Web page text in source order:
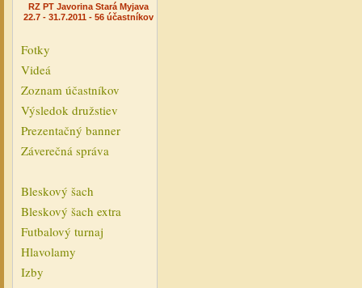
RZ PT Javorina Stará Myjava
22.7 - 31.7.2011 - 56 účastníkov
Fotky
Videá
Zoznam účastníkov
Výsledok družstiev
Prezentačný banner
Záverečná správa
Bleskový šach
Bleskový šach extra
Futbalový turnaj
Hlavolamy
Izby